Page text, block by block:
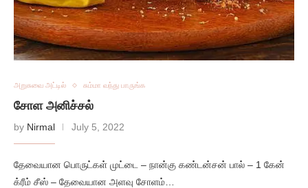
அறுசுவை அட்டில் சும்மா வந்து பாருங்க
சோள அனிச்சல்
by Nirmal July 5, 2022
தேவையான பொருட்கள் முட்டை – நான்கு கண்டன்சன் பால் – 1 கேன்
க்ரீம் சீஸ் – தேவையான அளவு சோளம்…